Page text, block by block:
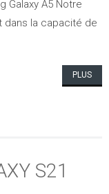
Galaxy A5 Notre
la capacité de
PLUS
S21